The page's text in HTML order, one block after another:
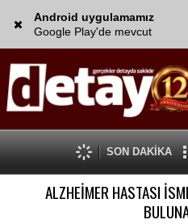
Android uygulamamız
Google Play'de mevcut
SON DAKİKA
ALZHEİMER HASTASI